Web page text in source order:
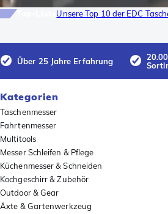
Unsere Top 10 der EDC
Über 25 Jahre Erfahrung
Kategorien
Taschenmesser
Fahrtenmesser
Multitools
Messer Schleifen & Pflege
Küchenmesser & Schneiden
Kochgeschirr & Zubehör
Outdoor & Gear
Äxte & Gartenwerkzeug